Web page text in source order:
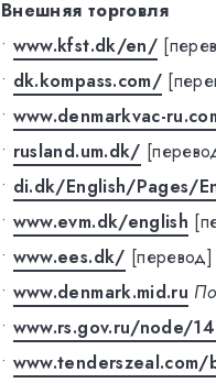
Внешняя торговля
• www.kfst.dk/en/
• dk.kompass.com/
• www.denmarkvac-
• rusland.um.dk/
• di.dk/English/Pages/
• www.evm.dk/english
• www.ees.dk/ [перевод]
• www.denmark.mid.ru
• www.rs.gov.ru/node/
•